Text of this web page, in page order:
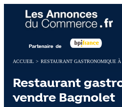
ACCUEIL > RESTAURANT GASTRONOMIQUE
Restaurant
vendre Bagnolet
Panneau de gestion des cookies